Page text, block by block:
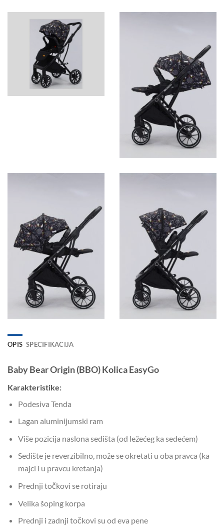
OPIS SPECIFIKACIJA
Baby Bear Origin (BBO) Kolica EasyGo
Karakteristike:
Podesiva Tenda
Lagan aluminijumski ram
Više pozicija naslona sedišta (od ležećeg ka sedećem)
Sedište je reverzibilno, može se okretati u oba pravca (ka
majci i u pravcu kretanja)
Prednji točkovi se rotiraju
Velika šoping korpa
Prednji i zadnji točkovi su od eva pene